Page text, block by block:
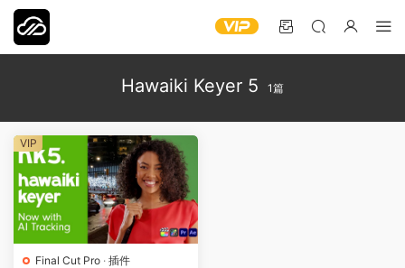
Hawaiki Keyer 5 1篇
Final Cut Pro · 插件
VIP